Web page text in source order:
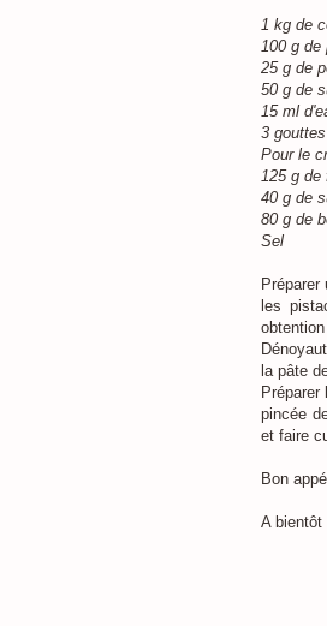
1 kg de
100 g de
25 g de
50 g de
15 ml
3
Pour le
125 g de
40 g de
80 g de
Sel
les
la pâte
pincée
et faire
Bon
A bientôt